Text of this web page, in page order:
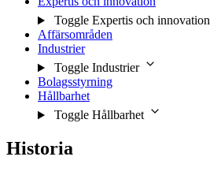
Toggle Expertis och innovation
Affärsområden
Industrier
Toggle Industrier
Bolagsstyrning
Hållbarhet
Toggle Hållbarhet
Historia